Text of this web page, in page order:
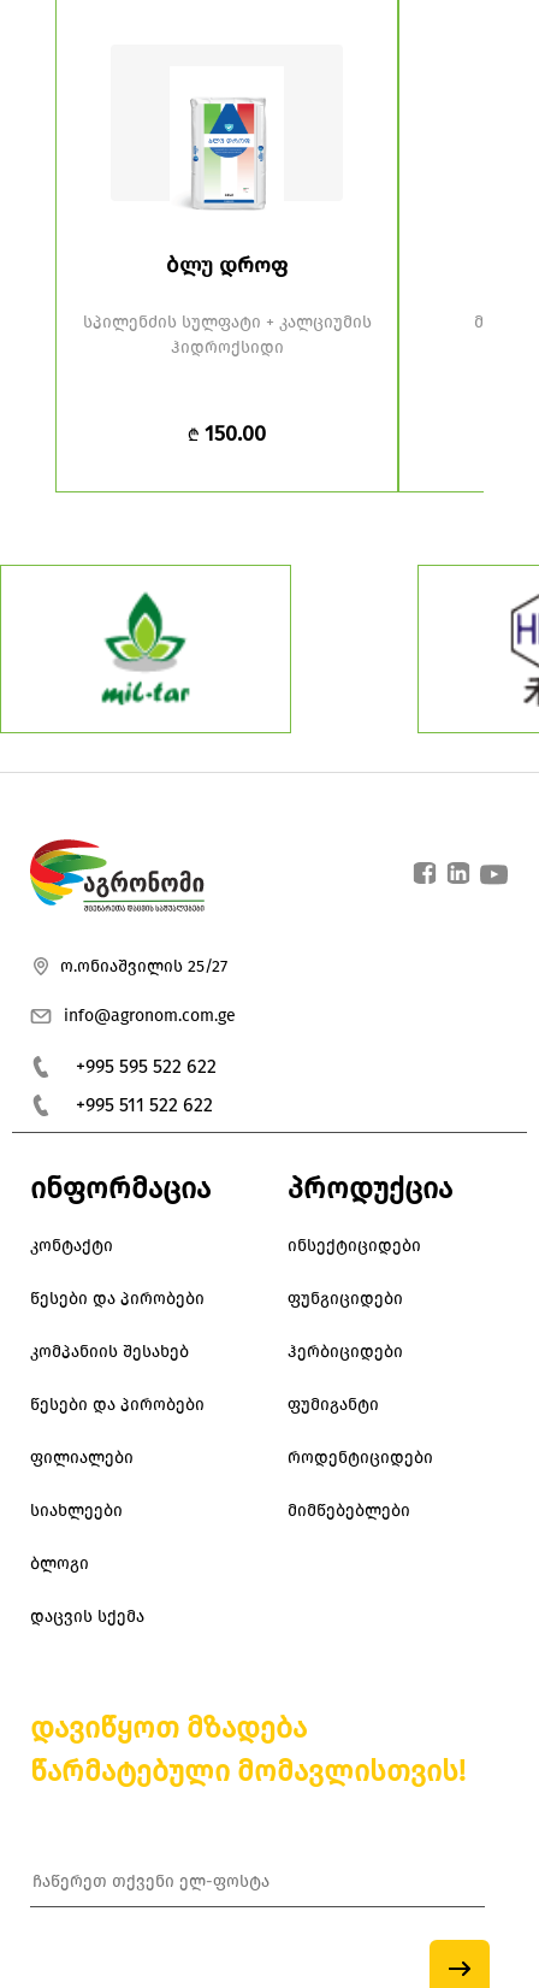
ბლუ დროფ
სპილენძის სულფატი + კალციუმის
ჰიდროქსიდი
₾ 150.00
ო.ონიაშვილის 25/27
info@agronom.com.ge
+995 595 522 622
+995 511 522 622
ინფორმაცია
კონტაქტი
წესები და პირობები
კომპანიის შესახებ
წესები და პირობები
ფილიალები
სიახლეები
ბლოგი
დაცვის სქემა
პროდუქცია
ინსექტიციდები
ფუნგიციდები
ჰერბიციდები
ფუმიგანტი
როდენტიციდები
მიმწებებლები
დავიწყოთ მზადება
წარმატებული მომავლისთვის!